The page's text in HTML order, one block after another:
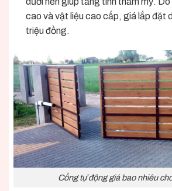
cao và vật liệu cao cấp, giá lắp đặt
triệu đồng.
Cổng tự động giá bao nhiêu